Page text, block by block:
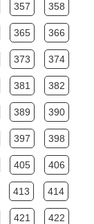
357 358
365 366
373 374
381 382
389 390
397 398
405 406
413 414
421 422